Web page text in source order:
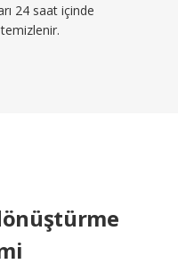
24 saat içinde